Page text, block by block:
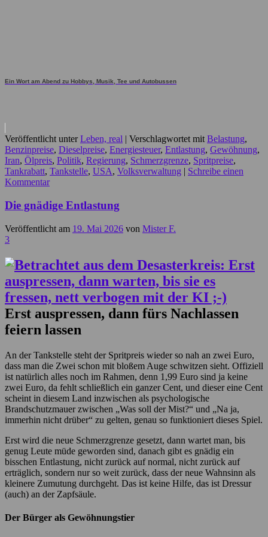
Ein Wort am Abend zu Hobbys, Musik, Tee und Autobussen
Veröffentlicht unter Leben, real | Verschlagwortet mit Belastung,
Benzinpreise, Dieselpreise, Energiesteuer, Entlastung, Gewöhnung,
Iran, Ölpreis, Politik, Regierung, Schmerzgrenze, Spritpreise,
Tankrabatt, Tankstelle, USA, Volksverwaltung | Schreibe einen
Kommentar
Die gnädige Entlastung
Veröffentlicht am 19. Mai 2026 von Mister F.
3
Erst auspressen, dann fürs Nachlassen
feiern lassen
An der Tankstelle steht der Spritpreis wieder so nah an zwei Euro,
dass man die Zwei schon mit bloßem Auge schwitzen sieht. Offiziell
ist natürlich alles noch im Rahmen, denn 1,99 Euro sind ja keine
zwei Euro, da fehlt schließlich ein ganzer Cent, und dieser eine Cent
scheint in diesem Land inzwischen als psychologische
Brandschutzmauer zwischen „Was soll der Mist?“ und „Na ja,
immerhin nicht drüber“ zu gelten, genau so funktioniert dieses Spiel.
Erst wird die neue Schmerzgrenze gesetzt, dann wartet man, bis
genug Leute müde geworden sind, danach gibt es gnädig ein
bisschen Entlastung, nicht zurück auf normal, nicht zurück auf
erträglich, sondern nur so weit zurück, dass der neue Wahnsinn als
kleinere Zumutung durchgeht. Das ist keine Hilfe, das ist Dressur
(auch) an der Zapfsäule.
Der Bürger als Gewöhnungstier